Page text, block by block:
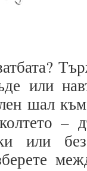
или
шал
–
или